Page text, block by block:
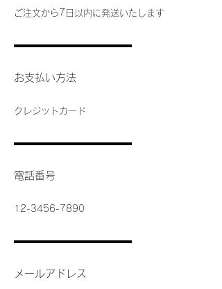
ご注文から7日以内に発送いたします
お支払い方法
クレジットカード
電話番号
12-3456-7890
メールアドレス